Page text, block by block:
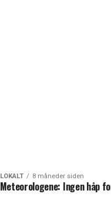
LOKALT 8 måneder siden
Meteorologene: Ingen håp